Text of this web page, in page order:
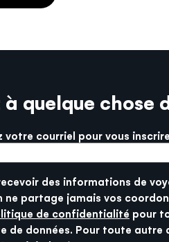
quelque chose
votre courriel pour vous
des informations de
ne partage jamais vos
de confidentialité pour
de données. Pour toute autre